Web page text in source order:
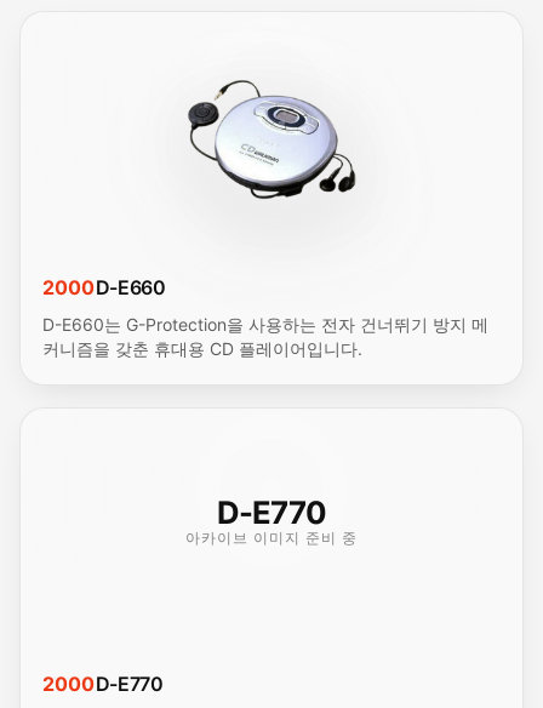
2000D-E660
D-E660는 G-Protection을 사용하는 전자 건너뛰기 방지 메
커니즘을 갖춘 휴대용 CD 플레이어입니다.
D-E770
아카이브 이미지 준비 중
2000D-E770